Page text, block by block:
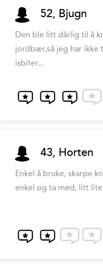
52, Bjugn
Den ble litt dårlig til å
jordbær,så jeg har ikke
isbiter...
43, Horten
Enkel å bruke, skarpe
enkel og ta med, litt